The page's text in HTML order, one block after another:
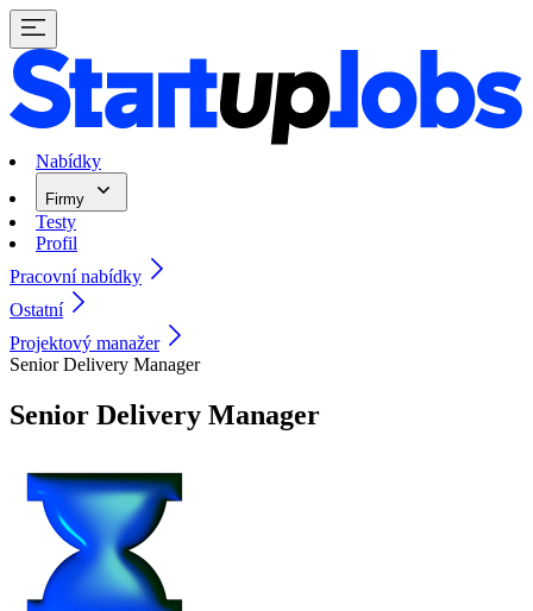
Nabídky
Firmy
Testy
Profil
Pracovní nabídky
Ostatní
Projektový manažer
Senior Delivery Manager
Senior Delivery Manager